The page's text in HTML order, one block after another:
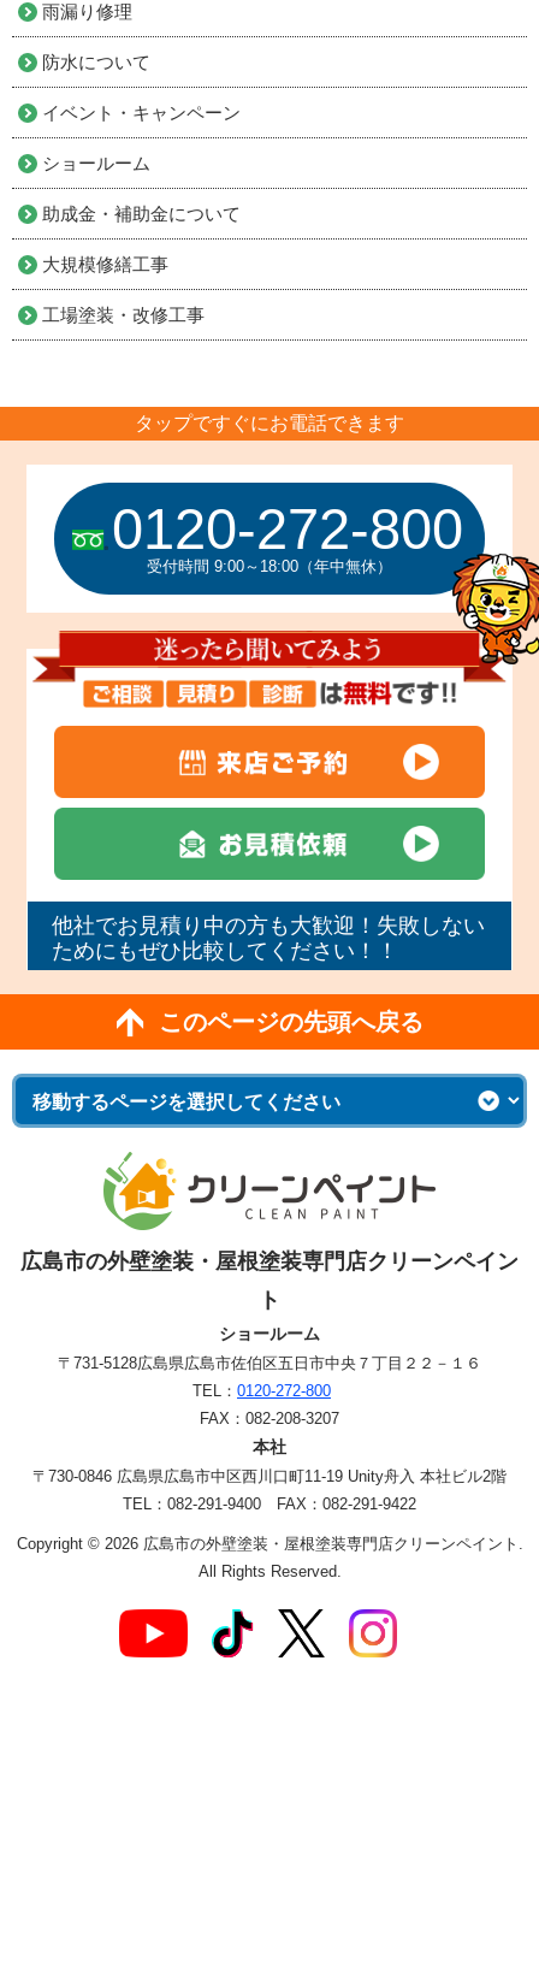
雨漏り修理
防水について
イベント・キャンペーン
ショールーム
助成金・補助金について
大規模修繕工事
工場塗装・改修工事
タップですぐにお電話できます
0120-272-800
受付時間 9:00～18:00（年中無休）
他社でお見積り中の方も大歓迎！失敗しない
ためにもぜひ比較してください！！
このページの先頭へ戻る
広島市の外壁塗装・屋根塗装専門店クリーンペイン
ト
ショールーム
〒731-5128広島県広島市佐伯区五日市中央７丁目２２－１６
TEL： 0120-272-800
FAX：082-208-3207
本社
〒730-0846 広島県広島市中区西川口町11-19 Unity舟入 本社ビル2階
TEL：082-291-9400 FAX：082-291-9422
Copyright © 2026 広島市の外壁塗装・屋根塗装専門店クリーンペイント.
All Rights Reserved.